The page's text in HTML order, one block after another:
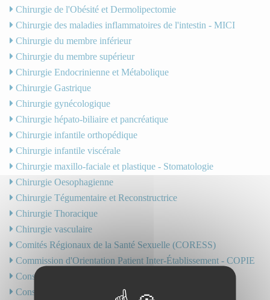
Chirurgie de l'Obésité et Dermolipectomie
Chirurgie des maladies inflammatoires de l'intestin - MICI
Chirurgie du membre inférieur
Chirurgie du membre supérieur
Chirurgie Endocrinienne et Métabolique
Chirurgie Gastrique
Chirurgie gynécologique
Chirurgie hépato-biliaire et pancréatique
Chirurgie infantile orthopédique
Chirurgie infantile viscérale
Chirurgie maxillo-faciale et plastique - Stomatologie
Chirurgie Oesophagienne
Chirurgie Tégumentaire et Reconstructrice
Chirurgie Thoracique
Chirurgie vasculaire
Comités Régionaux de la Santé Sexuelle (CORESS)
Commission d'Orientation Patient Inter-Établissement - COPIE
Consultations de semi-urgence pédiatrique
Consultations post-réanimation pédiatrique